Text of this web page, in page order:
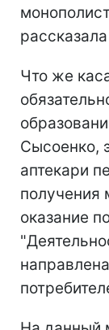
Что же
Сысоенко,
аптекари
получения
оказание